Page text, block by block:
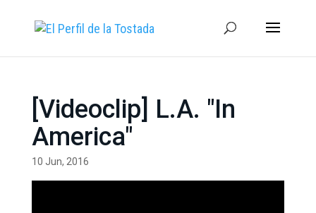
[Videoclip] L.A. "In
America"
10 Jun, 2016